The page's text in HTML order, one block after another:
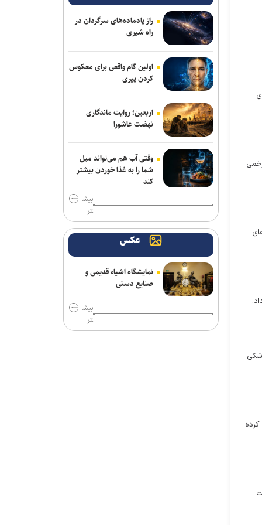
ناکامی نماینده ایران در مسابقات ورزش
های خیابانی
تور جهانی تنیس صربستان| بازماندن
یزدانی از صعود به فینال
انتصاب سرپرست جدید فدراسیون ورزش
کارگری
اژدهاکش به پرسپولیس پیوست
تساوی پرسپولیس و آلومینیوم در دیدار
دوستانه/ تیم تارتار بالاخره گل خورد
بازگشت خلیفه و گودرزی به تمرینات
بیاتلو: با آریو قرارداد دارم/ حضورم در مس
رفسنجان صحت ندارد
شکاری به پیکان پیوست
ادامه خریدهای خطیبی از تیم سابق/
نصیری به فجرسپاسی پیوست
راز پادماده‌های سرگردان در
راه شیری
اولین گام واقعی برای معکوس
کردن پیری
اربعین؛ روایت ماندگاری
نهضت عاشورا
وقتی آب هم می‌تواند میل
شما را به غذا خوردن بیشتر
کند
بیش
تر
عکس
نمایشگاه اشیاء قدیمی و
صنایع دستی
بیش
تر